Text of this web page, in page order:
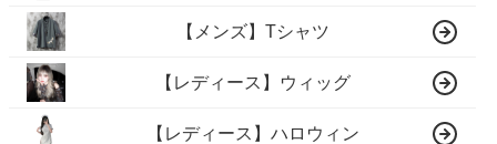
【メンズ】Tシャツ
【レディース】ウィッグ
【レディース】ハロウィン